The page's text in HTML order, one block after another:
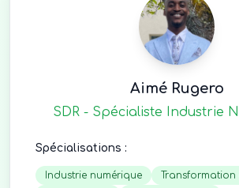
Aimé Rugero
SDR - Spécialiste Industrie
Spécialisations :
Industrie numérique